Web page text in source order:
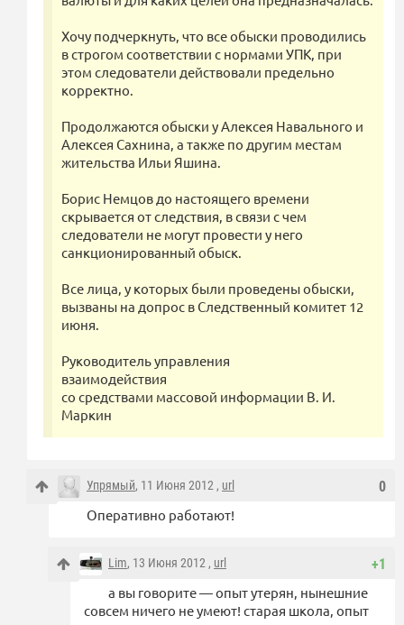
Хочу подчеркнуть, что все обыски проводились
в строгом соответствии с нормами УПК, при
этом следователи действовали предельно
корректно.
Продолжаются обыски у Алексея Навального и
Алексея Сахнина, а также по другим местам
жительства Ильи Яшина.
Борис Немцов до настоящего времени
скрывается от следствия, в связи с чем
следователи не могут провести у него
санкционированный обыск.
Все лица, у которых были проведены обыски,
вызваны на допрос в Следственный комитет 12
июня.
Руководитель управления
взаимодействия
со средствами массовой информации В. И.
Маркин
0
Упрямый, 11 Июня 2012 , url
Оперативно работают!
+1
Lim, 13 Июня 2012 , url
а вы говорите — опыт утерян, нынешние
совсем ничего не умеют! старая школа, опыт